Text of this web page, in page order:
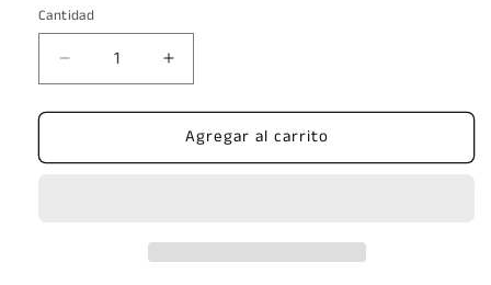
Cantidad
Reducir
cantidad
para
AA
Aumentar
cantidad
para
ADVANCE
AA
Agregar al carrito